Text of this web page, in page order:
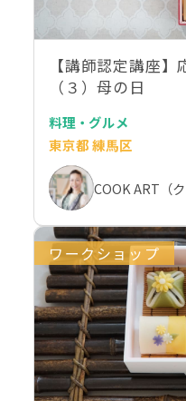
【講師認定講座
（３）母の日
料理・グルメ
東京都 練馬区
COOK ART（ク
ワークショップ